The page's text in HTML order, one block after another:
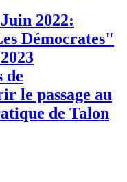
2022:
Démocrates"
de
le passage au
de Talon